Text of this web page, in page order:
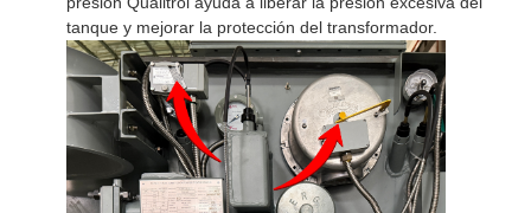
tanque y mejorar la protección del transformador.